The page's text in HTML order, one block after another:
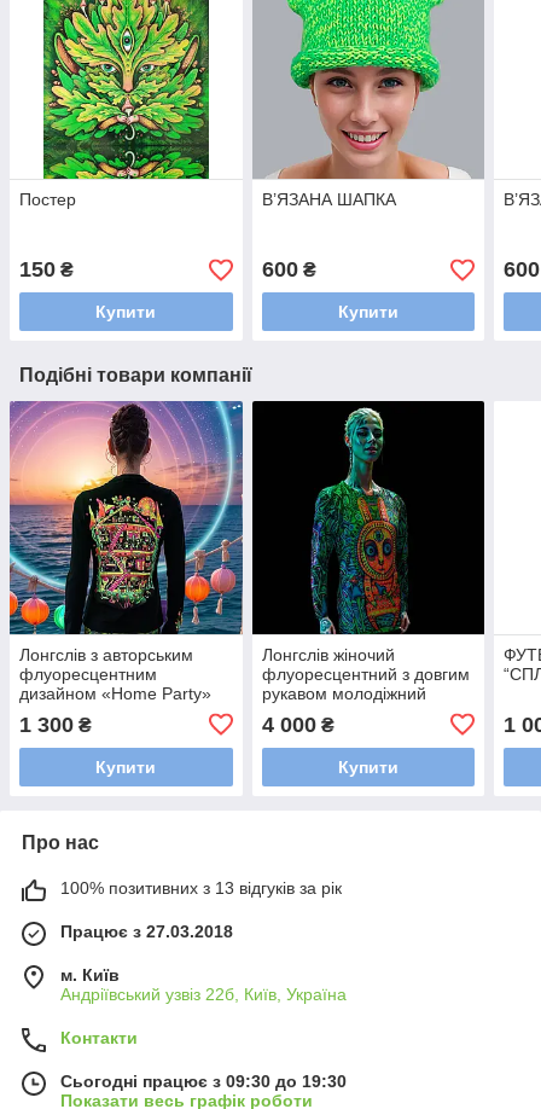
Постер
150 ₴
Купити
В’ЯЗАНА ШАПКА
600₴
Купити
600
Подібні товари компанії
Лонгслів з авторським
флуоресцентним
дизайном «Home Party»
1 300 ₴
Купити
Лонгслів жіночий
флуоресцентний з довгим
рукавом молодіжний
авторський «Зайченятко»
4 000₴
Купити
1
Про нас
100% позитивних з 13 відгуків за рік
Працює з 27.03.2018
м. Київ
Андріївський узвіз 22б, Київ, Україна
Контакти
Сьогодні працює з 09:30 до 19:30
Показати весь графік роботи